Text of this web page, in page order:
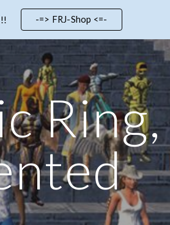
to navigation-=> FRJ-Shop <=-
Ring,